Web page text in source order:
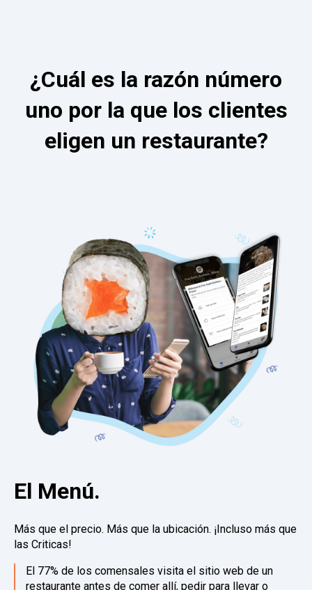
¿Cuál es la razón número
uno por la que los clientes
eligen un restaurante?
El Menú.
Más que el precio. Más que la ubicación. ¡Incluso más que
las Criticas!
El 77% de los comensales visita el sitio web de un
restaurante antes de comer allí, pedir para llevar o